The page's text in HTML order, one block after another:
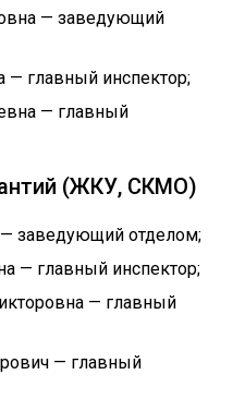
— заведующий
— главный инспектор;
— главный
(ЖКУ, СКМО)
заведующий отделом;
— главный инспектор;
— главный
— главный